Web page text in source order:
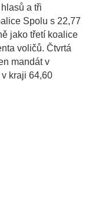
a tři
Spolu s 22,77
jako třetí koalice
voličů. Čtvrtá
mandát v
kraji 64,60